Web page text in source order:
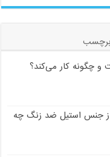
برچسب
چگونه کار می‌کند؟
جنس استیل ضد زنگ چه